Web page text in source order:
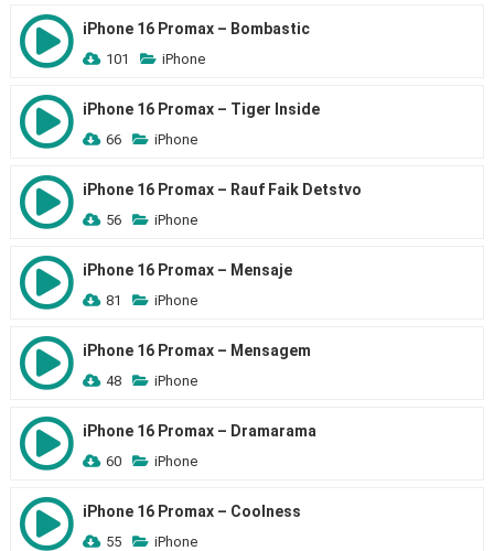
iPhone 16 Promax – Bombastic
101 iPhone
iPhone 16 Promax – Tiger Inside
66 iPhone
iPhone 16 Promax – Rauf Faik Detstvo
56 iPhone
iPhone 16 Promax – Mensaje
81 iPhone
iPhone 16 Promax – Mensagem
48 iPhone
iPhone 16 Promax – Dramarama
60 iPhone
iPhone 16 Promax – Coolness
55 iPhone